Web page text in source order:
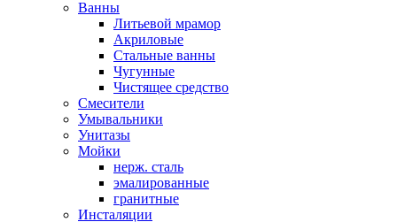
Ванны
Литьевой мрамор
Акриловые
Стальные ванны
Чугунные
Чистящее средство
Смесители
Умывальники
Унитазы
Мойки
нерж. сталь
эмалированные
гранитные
Инсталяции